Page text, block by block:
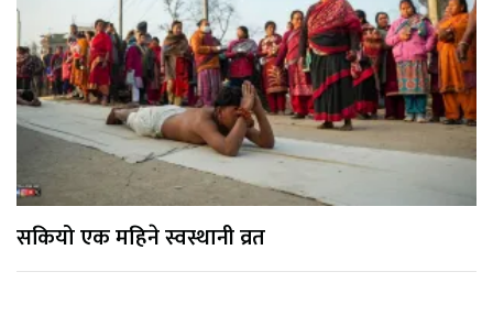
सकियो एक महिने स्वस्थानी व्रत